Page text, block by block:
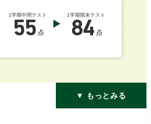
1学期中間テスト
55 点
1学期期末テスト
84 点
▼ もっとみる